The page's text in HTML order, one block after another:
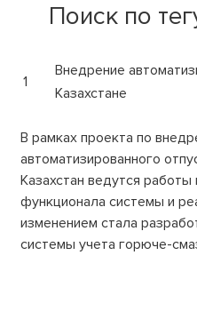
Поиск по
1
Внедрение
Казахстане
В рамках проекта по
автоматизированного
Казахстан ведутся
функционала системы и
изменением стала
системы учета горюче-